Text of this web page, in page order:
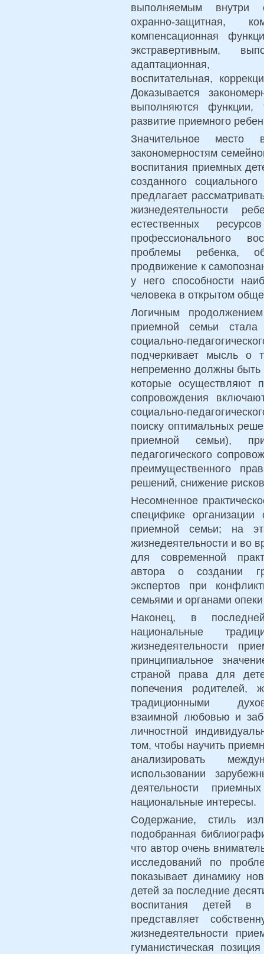
выполняемым внутри
охранно-защитная,
компенсационная
экстравертивным,
адаптационная,
воспитательная,
Доказывается
выполняются
развитие приемного
Значительное
закономерностям
воспитания приемных
созданного
предлагает
жизнедеятельности
естественных
профессионального
проблемы ребенка,
продвижение к
у него способности
человека в открытом
Логичным
приемной семьи
социально-
подчеркивает мысль о
непременно должны быть
которые осуществляют
сопровождения
социально-
поиску оптимальных
приемной семьи),
педагогического
преимущественного
решений, снижение
Несомненное
специфике
приемной семьи; на
жизнедеятельности и во
для современной
автора о создании
экспертов при
семьями и органами
Наконец, в
национальные
жизнедеятельности
принципиальное
страной права для
попечения
традиционными
взаимной любовью и
личностной
том, чтобы научить
анализировать
использовании
деятельности
национальные интересы.
Содержание, стиль
подобранная
что автор очень
исследований по
показывает динамику
детей за последние
воспитания детей в
представляет
жизнедеятельности
гуманистическая